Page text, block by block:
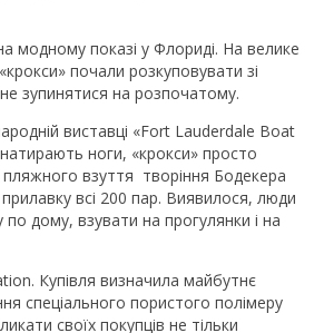
модному показі у Флориді. На велике
почали розкуповувати зі
зупинятися на розпочатому.
виставці «Fort Lauderdale Boat
ноги, «крокси» просто
взуття творіння Бодекера
всі 200 пар. Виявилося, люди
дому, взувати на прогулянки і на
Купівля визначила майбутнє
спеціального пористого полімеру
своїх покупців не тільки